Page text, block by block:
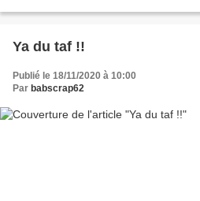
Ya du taf !!
Publié le 18/11/2020 à 10:00
Par babscrap62